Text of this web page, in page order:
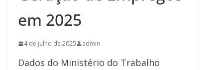
em 2025
4 de julho de 2025 admin
Dados do Ministério do Trabalho